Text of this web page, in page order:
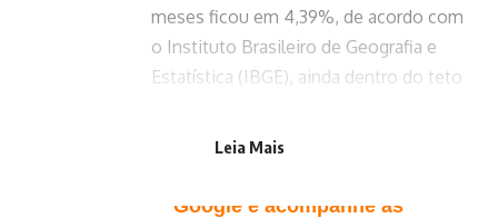
meses ficou em 4,39%, de acordo com
o Instituto Brasileiro de Geografia e
Estatística (IBGE), ainda dentro do teto
Google e acompanhe as
Leia Mais